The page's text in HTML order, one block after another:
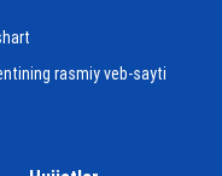
rasmiy veb-sayti